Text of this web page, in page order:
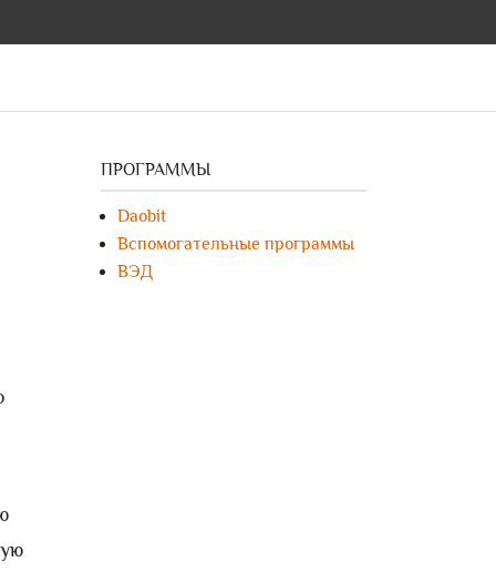
ПРОГРАММЫ
Daobit
Вспомогательные программы
ВЭД